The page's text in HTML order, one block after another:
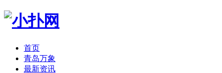
首页
青岛万象
最新资讯